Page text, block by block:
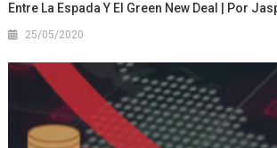
Entre La Espada Y El Green New Deal | Por
25/05/2020